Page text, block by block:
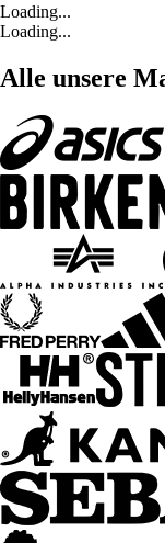
Loading...
Loading...
Alle unsere